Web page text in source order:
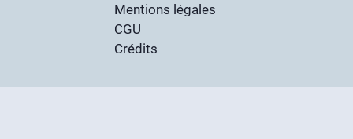
Mentions légales
CGU
Crédits